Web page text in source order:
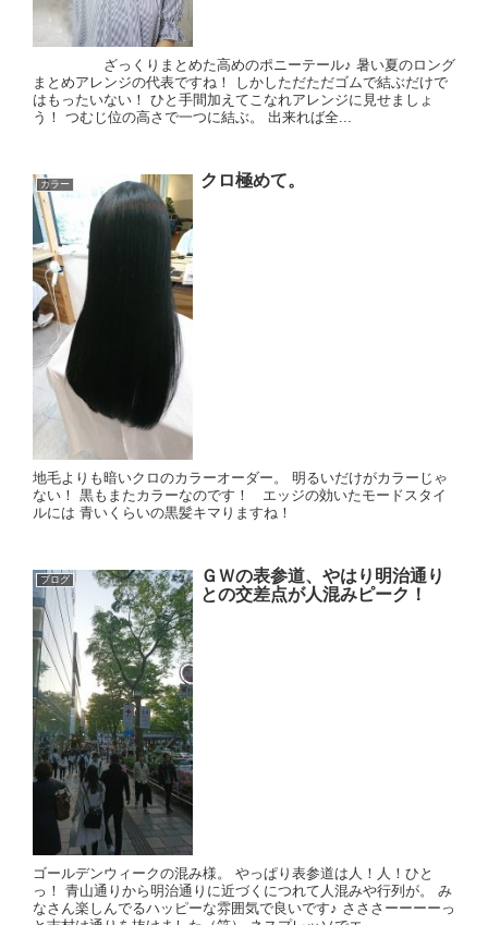
ざっくりまとめた高めのポニーテール♪ 暑い夏のロング
まとめアレンジの代表ですね！ しかしただただゴムで結ぶだけで
はもったいない！ ひと手間加えてこなれアレンジに見せましょ
う！ つむじ位の高さで一つに結ぶ。 出来れば全...
カラー クロ極めて。
地毛よりも暗いクロのカラーオーダー。 明るいだけがカラーじゃ
ない！ 黒もまたカラーなのです！ エッジの効いたモードスタイ
ルには 青いくらいの黒髪キマりますね！
ブログ
ＧＷの表参道、やはり明治通り
との交差点が人混みピーク！
ゴールデンウィークの混み様。 やっぱり表参道は人！人！ひと
っ！ 青山通りから明治通りに近づくにつれて人混みや行列が。 み
なさん楽しんでるハッピーな雰囲気で良いです♪ さささーーーーっ